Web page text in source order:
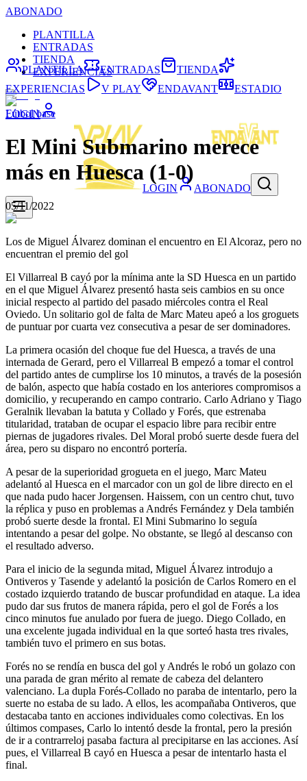
ABONADO
PLANTILLA
ENTRADAS
TIENDA
EXPERIENCIAS
LOGIN
LOGIN ABONADO
PLANTILLA ENTRADAS
TIENDA
EXPERIENCIAS
V PLAY ENDAVANT ESTADIO
Fútbol base
El Mini Submarino merece
más en Huesca (1-0)
05/11/2022
Los de Miguel Álvarez dominan el encuentro en El Alcoraz, pero no
encuentran el premio del gol
El Villarreal B cayó por la mínima ante la SD Huesca en un partido
en el que Miguel Álvarez presentó hasta seis cambios en su once
inicial respecto al partido del pasado miércoles contra el Real
Oviedo. Un solitario gol de falta de Marc Mateu apeó a los groguets
de puntuar por cuarta vez consecutiva a pesar de ser dominadores.
La primera ocasión del choque fue del Huesca, a través de una
internada de Gerard, pero el Villarreal B empezó a tomar el control
del partido antes de cumplirse los 10 minutos, a través de la posesión
de balón, aspecto que había costado en los anteriores compromisos a
domicilio, y recuperando en campo contrario. Carlo Adriano y Tiago
Geralnik llevaban la batuta y Collado y Forés, que estrenaba
titularidad, trataban de ocupar el espacio libre para recibir entre
piernas de jugadores rivales. Del Moral probó suerte desde fuera del
área, pero su disparo no encontró portería.
A pesar de la superioridad grogueta en el juego, Marc Mateu
adelantó al Huesca en el marcador con un gol de libre directo en el
que nada pudo hacer Jorgensen. Haissem, con un centro chut, tuvo
la réplica y puso en problemas a Andrés Fernández y Dela también
probó suerte desde la frontal. El Mini Submarino lo seguía
intentando a pesar del golpe. No obstante, se llegó al descanso con
el resultado adverso.
Para el inicio de la segunda mitad, Miguel Álvarez introdujo a
Ontiveros y Tasende y adelantó la posición de Carlos Romero en el
costado izquierdo tratando de buscar profundidad en ataque. La idea
pudo dar sus frutos de manera rápida, pero el gol de Forés a los
cinco minutos fue anulado por fuera de juego. Diego Collado, en
una excelente jugada individual en la que sorteó hasta tres rivales,
también tuvo el primero en sus botas.
Forés no se rendía en busca del gol y Andrés le robó un golazo con
una parada de gran mérito al remate de cabeza del delantero
valenciano. La dupla Forés-Collado no paraba de intentarlo, pero la
suerte no estaba de su lado. A ellos, les acompañaba Ontiveros, que
destacaba tanto en acciones individuales como colectivas. En los
últimos compases, Carlo lo intentó desde la frontal, pero la presión
de ir a contrarreloj pasaba factura al precipitarse en las acciones. Así
pues, el Villarreal B cayó en Huesca a pesar de intentarlo hasta el
final.